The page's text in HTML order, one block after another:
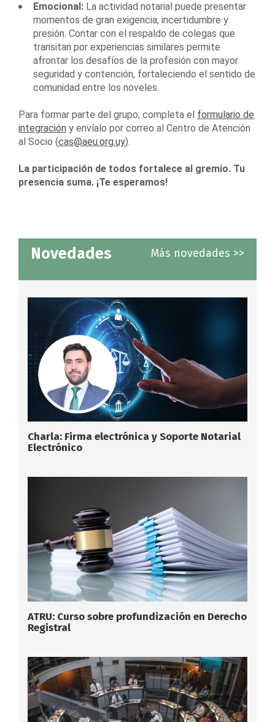
Emocional: La actividad notarial puede presentar
momentos de gran exigencia, incertidumbre y
presión. Contar con el respaldo de colegas que
transitan por experiencias similares permite
afrontar los desafíos de la profesión con mayor
seguridad y contención, fortaleciendo el sentido de
comunidad entre los noveles.
Para formar parte del grupo, completa el formulario de
integración y envíalo por correo al Centro de Atención
al Socio (cas@aeu.org.uy).
La participación de todos fortalece al gremio. Tu
presencia suma. ¡Te esperamos!
Novedades Más novedades >>
Charla: Firma electrónica y Soporte Notarial
Electrónico
ATRU: Curso sobre profundización en Derecho
Registral